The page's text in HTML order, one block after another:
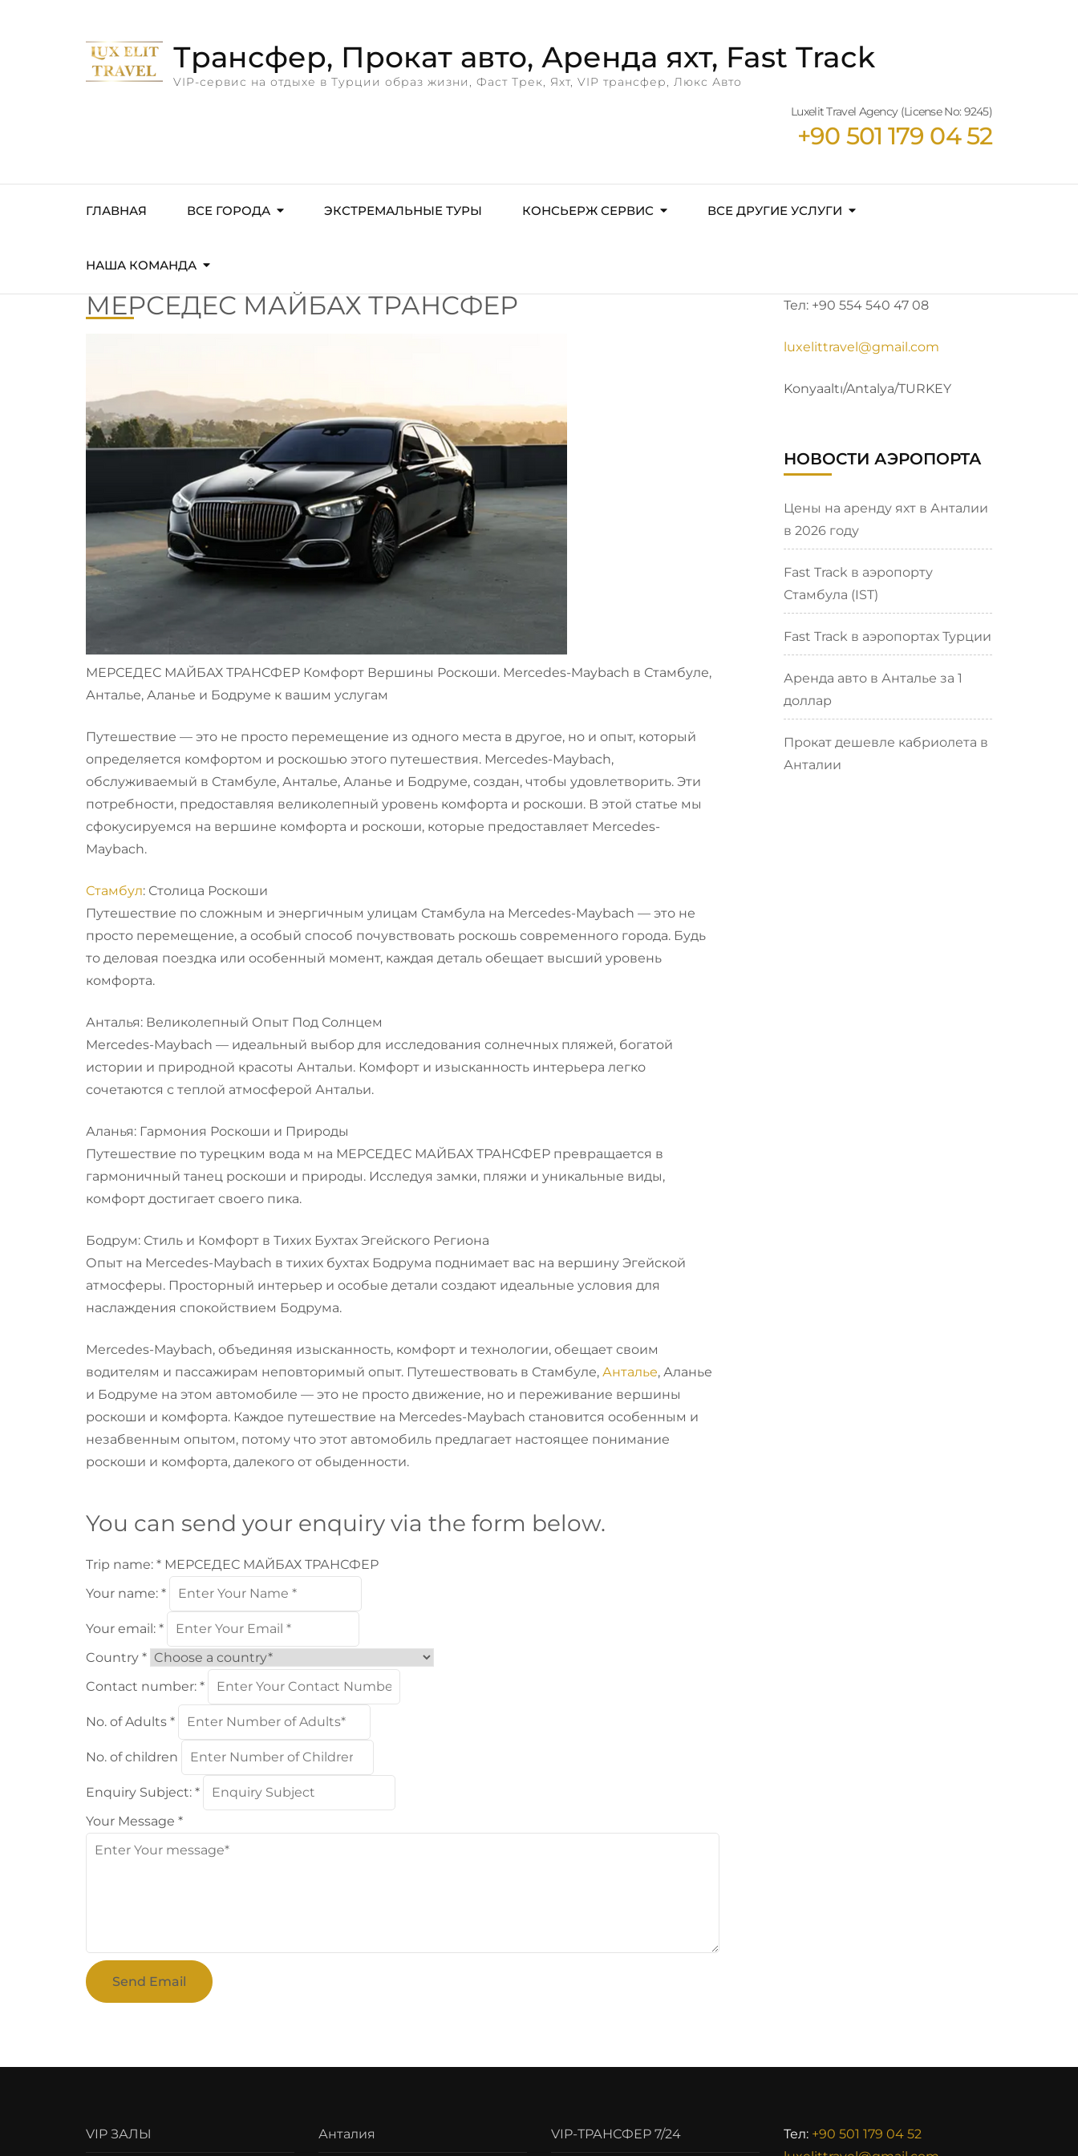
Трансфер, Прокат авто, Аренда яхт, Fast Track
VIP-сервис на отдыхе в Турции образ жизни, Фаст Трек, Яхт, VIP трансфер, Люкс Авто
Luxelit Travel Agency (License No: 9245)
+90 501 179 04 52
ГЛАВНАЯ ВСЕ ГОРОДА ЭКСТРЕМАЛЬНЫЕ ТУРЫ КОНСЬЕРЖ СЕРВИС ВСЕ ДРУГИЕ УСЛУГИ
НАША КОМАНДА
МЕРСЕДЕС МАЙБАХ ТРАНСФЕР
МЕРСЕДЕС МАЙБАХ ТРАНСФЕР Комфорт Вершины Роскоши. Mercedes-Maybach в Стамбуле,
Анталье, Аланье и Бодруме к вашим услугам
Путешествие — это не просто перемещение из одного места в другое, но и опыт, который
определяется комфортом и роскошью этого путешествия. Mercedes-Maybach,
обслуживаемый в Стамбуле, Анталье, Аланье и Бодруме, создан, чтобы удовлетворить. Эти
потребности, предоставляя великолепный уровень комфорта и роскоши. В этой статье мы
сфокусируемся на вершине комфорта и роскоши, которые предоставляет Mercedes-
Maybach.
Стамбул: Столица Роскоши
Путешествие по сложным и энергичным улицам Стамбула на Mercedes-Maybach — это не
просто перемещение, а особый способ почувствовать роскошь современного города. Будь
то деловая поездка или особенный момент, каждая деталь обещает высший уровень
комфорта.
Анталья: Великолепный Опыт Под Солнцем
Mercedes-Maybach — идеальный выбор для исследования солнечных пляжей, богатой
истории и природной красоты Антальи. Комфорт и изысканность интерьера легко
сочетаются с теплой атмосферой Антальи.
Аланья: Гармония Роскоши и Природы
Путешествие по турецким вода м на МЕРСЕДЕС МАЙБАХ ТРАНСФЕР превращается в
гармоничный танец роскоши и природы. Исследуя замки, пляжи и уникальные виды,
комфорт достигает своего пика.
Бодрум: Стиль и Комфорт в Тихих Бухтах Эгейского Региона
Опыт на Mercedes-Maybach в тихих бухтах Бодрума поднимает вас на вершину Эгейской
атмосферы. Просторный интерьер и особые детали создают идеальные условия для
наслаждения спокойствием Бодрума.
Mercedes-Maybach, объединяя изысканность, комфорт и технологии, обещает своим
водителям и пассажирам неповторимый опыт. Путешествовать в Стамбуле, Анталье, Аланье
и Бодруме на этом автомобиле — это не просто движение, но и переживание вершины
роскоши и комфорта. Каждое путешествие на Mercedes-Maybach становится особенным и
незабвенным опытом, потому что этот автомобиль предлагает настоящее понимание
роскоши и комфорта, далекого от обыденности.
You can send your enquiry via the form below.
Trip name: * МЕРСЕДЕС МАЙБАХ ТРАНСФЕР
Your name: *
Your email: *
Country *
Contact number: *
No. of Adults *
No. of children
Enquiry Subject: *
Your Message *
Send Email
Тел: +90 554 540 47 08
luxelittravel@gmail.com
Konyaaltı/Antalya/TURKEY
НОВОСТИ АЭРОПОРТА
Цены на аренду яхт в Анталии
в 2026 году
Fast Track в аэропорту
Стамбула (IST)
Fast Track в аэропортах Турции
Аренда авто в Анталье за 1
доллар
Прокат дешевле кабриолета в
Анталии
VIP ЗАЛЫ Анталия VIP-ТРАНСФЕР 7/24 Тел: +90 501 179 04 52